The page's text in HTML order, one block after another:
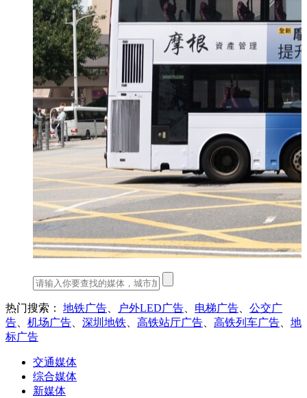
热门搜索： 地铁广告 户外LED广告 电梯广告
公交广
告
机场广告 深圳地铁 高铁站厅广告 高铁列车广告
地
标广告
交通媒体
综合媒体
新媒体